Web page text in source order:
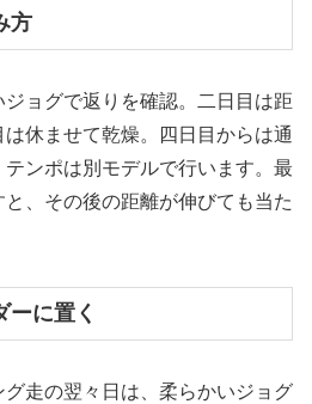
方
ョグで返りを確認。二日目は距
休ませて乾燥。四日目からは通
ンポは別モデルで行います。最
、その後の距離が伸びても当た
ーに置く
走の翌々日は、柔らかいジョグ